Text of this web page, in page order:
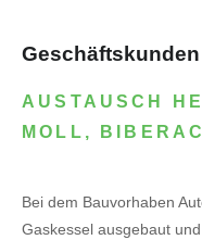
AUSTAUSCH
MOLL,
Bei dem Bauvorhaben
Gaskessel ausgebaut